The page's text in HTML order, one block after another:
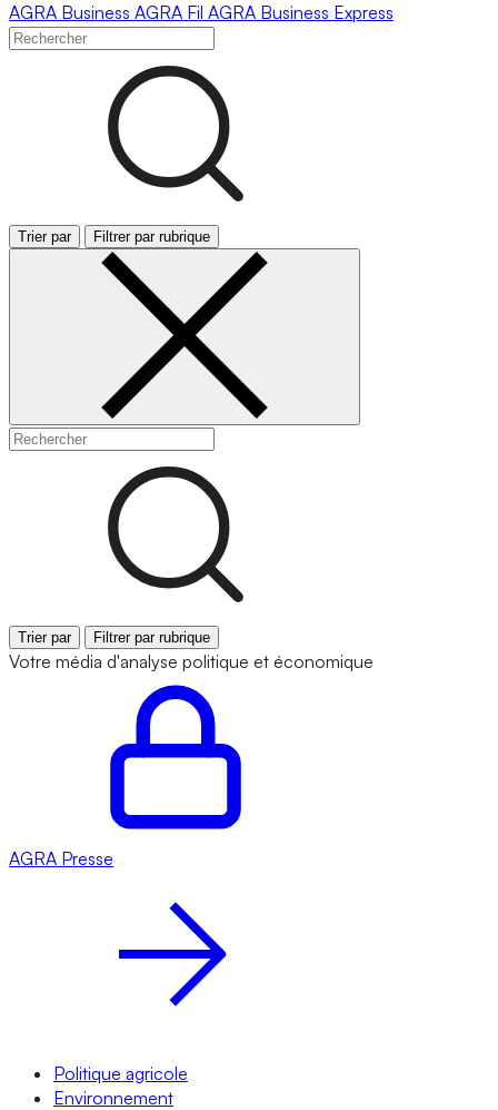
AGRA Business AGRA Fil AGRA Business Express
Trier par Filtrer par rubrique
Trier par Filtrer par rubrique
Votre média d'analyse politique et économique
AGRA Presse
Politique agricole
Environnement